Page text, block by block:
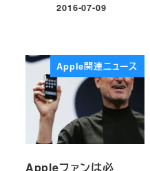
投稿日
2016-07-09
Apple関連ニュース
Appleファンは必